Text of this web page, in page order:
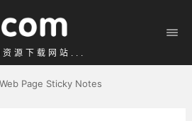
资源下载网站...
Web Page Sticky Notes